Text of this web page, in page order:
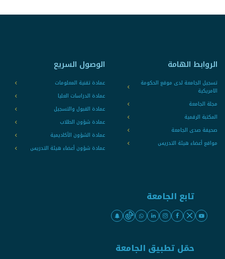
الروابط الهامة
تسجيل الجامعة لدى موقع الحكومة
الامريكية
مجلة الجامعة
المكتبة الرقمية
صحيفة صدى الجامعة
مواقع أعضاء هيئة التدريس
الوصول السريع
عمادة تقنية المعلومات
عمادة الدراسات العليا
عمادة القبول والتسجيل
عمادة شؤون الطلاب
عمادة الشؤون الأكاديمية
عمادة شؤون أعضاء هيئة التدريس
تابع الجامعة
حمّل تطبيق الجامعة